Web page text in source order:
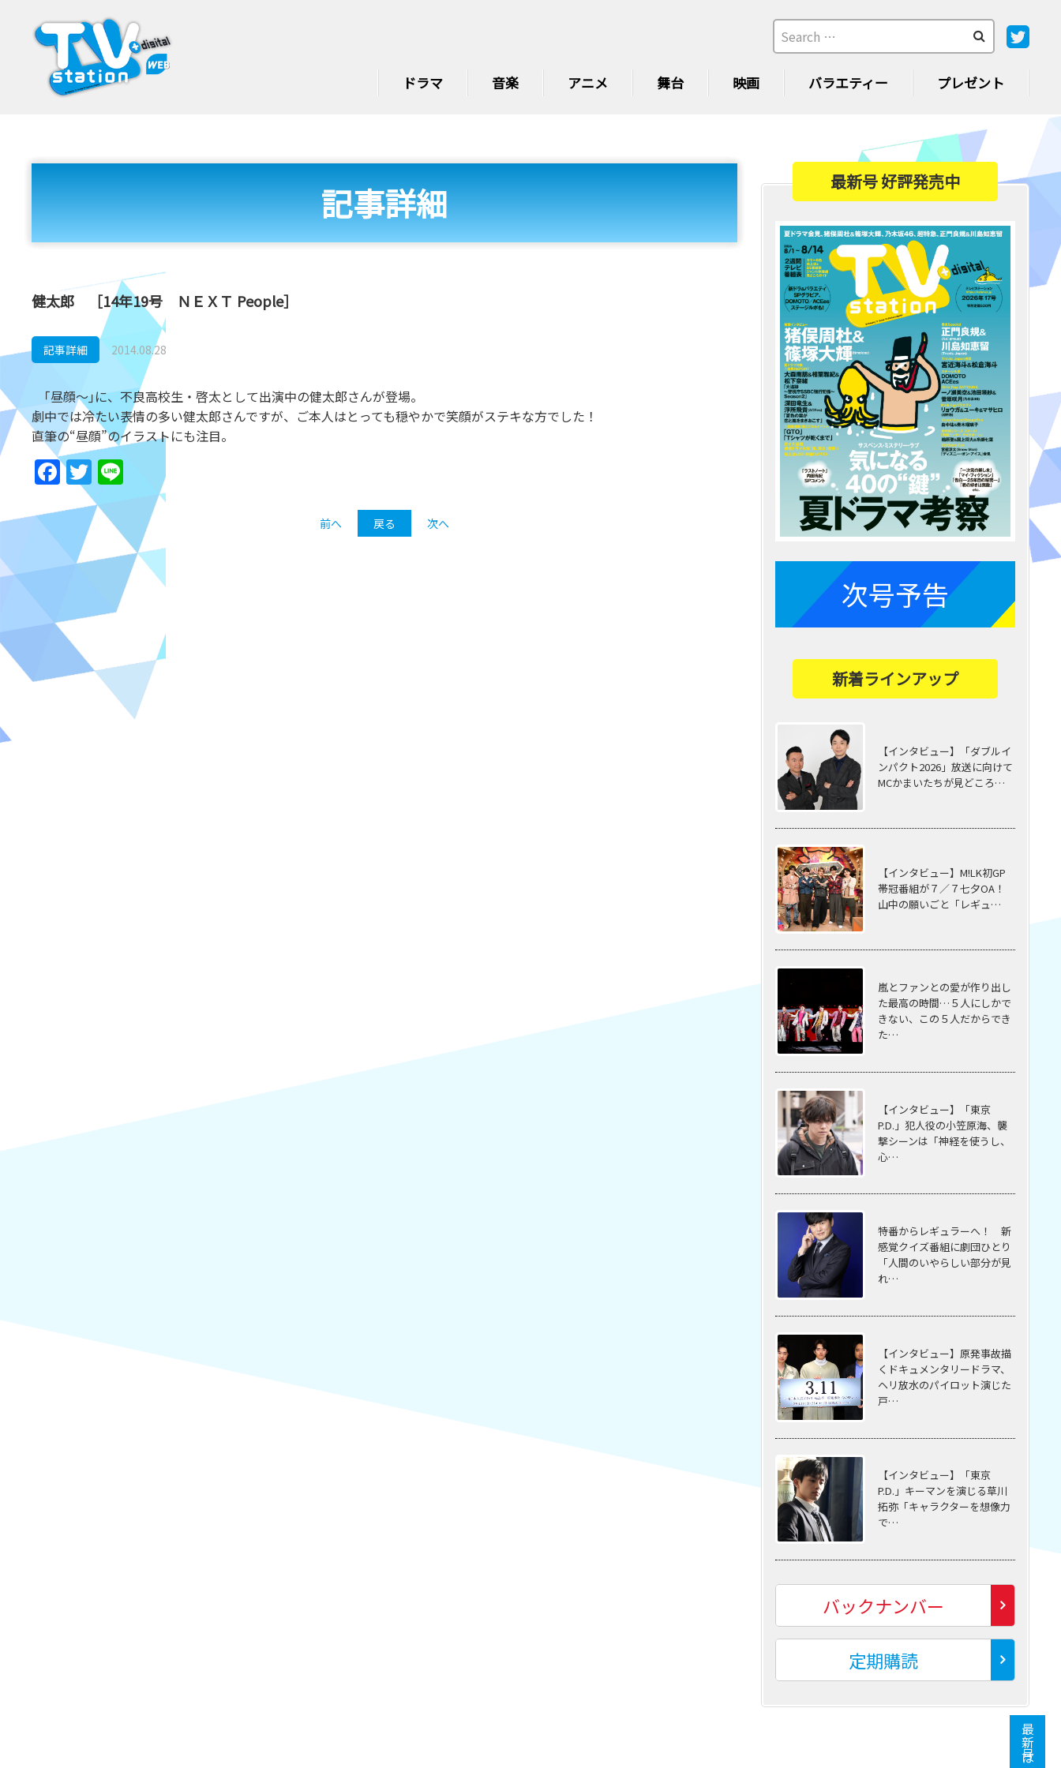
ドラマ 音楽 アニメ 舞台 映画 バラエティー プレゼント
記事詳細
健太郎 ［14年19号 ＮＥＸＴ People］
記事詳細 2014.08.28
｢昼顔～｣に、不良高校生・啓太として出演中の健太郎さんが登場。
劇中では冷たい表情の多い健太郎さんですが、ご本人はとっても穏やかで笑顔がステキな方でした！
直筆の“昼顔”のイラストにも注目。
Facebook
Twitter
Line
前へ 戻る 次へ
最新号 好評発売中
次号予告
新着ラインアップ
【インタビュー】「ダブルイ
ンパクト2026」放送に向けて
MCかまいたちが見どころ…
【インタビュー】M!LK初GP
帯冠番組が７／７七夕OA！
山中の願いごと「レギュ…
嵐とファンとの愛が作り出し
た最高の時間…５⼈にしかで
きない、この５⼈だからでき
た…
【インタビュー】「東京
P.D.」犯人役の小笠原海、襲
撃シーンは「神経を使うし、
心…
特番からレギュラーへ！ 新
感覚クイズ番組に劇団ひとり
「人間のいやらしい部分が見
れ…
【インタビュー】原発事故描
くドキュメンタリードラマ、
ヘリ放水のパイロット演じた
戸…
【インタビュー】「東京
P.D.」キーマンを演じる草川
拓弥「キャラクターを想像力
で…
バックナンバー
定期購読